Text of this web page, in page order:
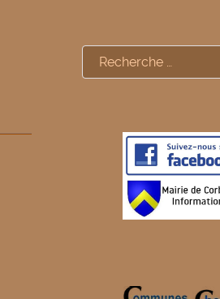
Rechercher